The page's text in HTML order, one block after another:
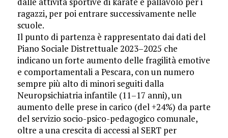
ragazzi, per poi entrare successivamente nelle
scuole.
Il punto di partenza è rappresentato dai dati del
Piano Sociale Distrettuale 2023–2025 che
indicano un forte aumento delle fragilità emotive
e comportamentali a Pescara, con un numero
sempre più alto di minori seguiti dalla
Neuropsichiatria infantile (11–17 anni), un
aumento delle prese in carico (del +24%) da parte
del servizio socio-psico-pedagogico comunale,
oltre a una crescita di accessi al SERT per